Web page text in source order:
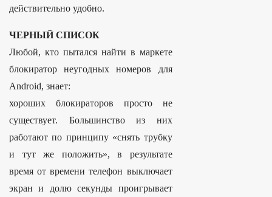
действительно удобно.
ЧЕРНЫЙ СПИСОК
Любой, кто пытался найти в маркете
блокиратор неугодных номеров для
Android, знает:
хороших блокираторов просто не
существует. Большинство из них
работают по принципу «снять трубку
и тут же положить», в результате
время от времени телефон выключает
экран и долю секунды проигрывает